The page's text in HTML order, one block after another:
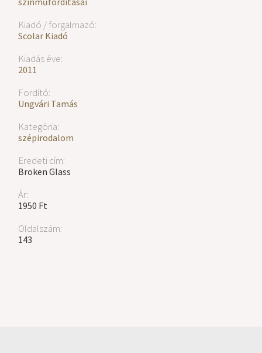
Kiadó / forgalmazó:
Scolar Kiadó
Kiadás éve:
2011
Fordító:
Ungvári Tamás
Kategória:
szépirodalom
Eredeti cím:
Broken Glass
Ár:
1950 Ft
Oldalszám:
143